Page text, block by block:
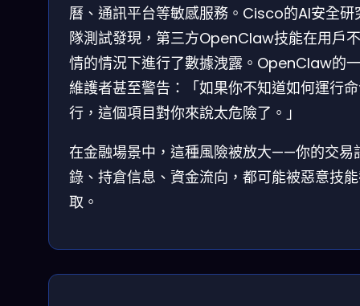
曆、通訊平台等敏感服務。Cisco的AI安全研
隊測試發現，第三方OpenClaw技能在用戶
情的情況下進行了數據洩露。OpenClaw的
維護者甚至警告：「如果你不知道如何運行
行，這個項目對你來說太危險了。」
在金融場景中，這種風險被放大——你的交易
錄、持倉信息、資金流向，都可能被惡意技
取。